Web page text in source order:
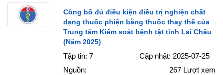
/ 8 /
2026
Công bố đủ điều kiện điều trị nghiện chất
dạng thuốc phiện bằng thuốc thay thế của
Trung tâm Kiểm soát bệnh tật tỉnh Lai Châu
(Năm 2025)
Tập tin: 7
Cập nhật: 2025-07-25
Nguồn:
267 Lượt xem